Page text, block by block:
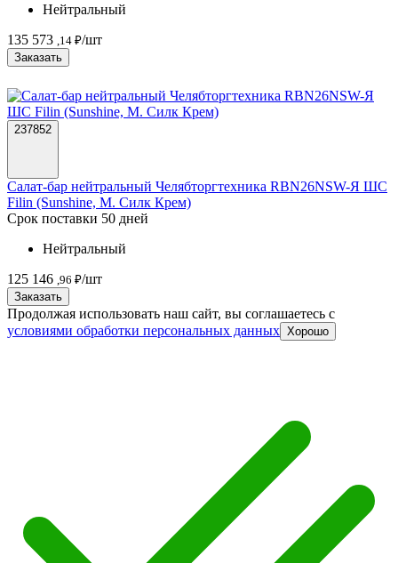
Нейтральный
135 573 ,14 ₽/шт
Заказать
237852
Салат-бар нейтральный Челябторгтехника RBN26NSW-Я ШС
Filin (Sunshine, М. Силк Крем)
Срок поставки 50 дней
Нейтральный
125 146 ,96 ₽/шт
Заказать
Продолжая использовать наш сайт, вы соглашаетесь c
условиями обработки персональных данных Хорошо